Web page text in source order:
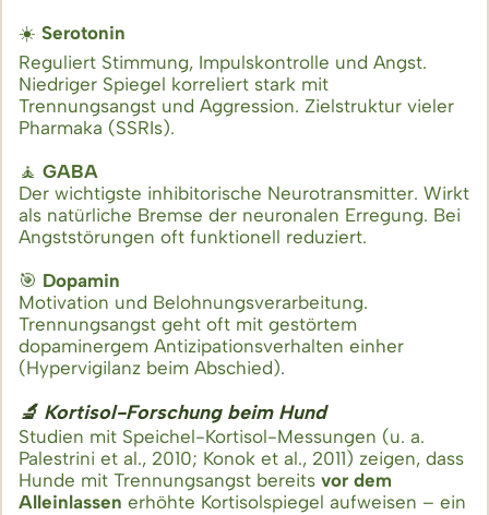
☀️ Serotonin
Reguliert Stimmung, Impulskontrolle und Angst.
Niedriger Spiegel korreliert stark mit
Trennungsangst und Aggression. Zielstruktur vieler
Pharmaka (SSRIs).
🧘 GABA
Der wichtigste inhibitorische Neurotransmitter. Wirkt
als natürliche Bremse der neuronalen Erregung. Bei
Angststörungen oft funktionell reduziert.
🎯 Dopamin
Motivation und Belohnungsverarbeitung.
Trennungsangst geht oft mit gestörtem
dopaminergem Antizipationsverhalten einher
(Hypervigilanz beim Abschied).
🔬 Kortisol-Forschung beim Hund
Studien mit Speichel-Kortisol-Messungen (u. a.
Palestrini et al., 2010; Konok et al., 2011) zeigen, dass
Hunde mit Trennungsangst bereits vor dem
Alleinlassen erhöhte Kortisolspiegel aufweisen – ein